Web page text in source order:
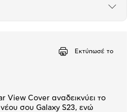
Άνοιξε
Εκτύπωσέ το
View Cover αναδεικνύει το
σου Galaxy S23, ενώ